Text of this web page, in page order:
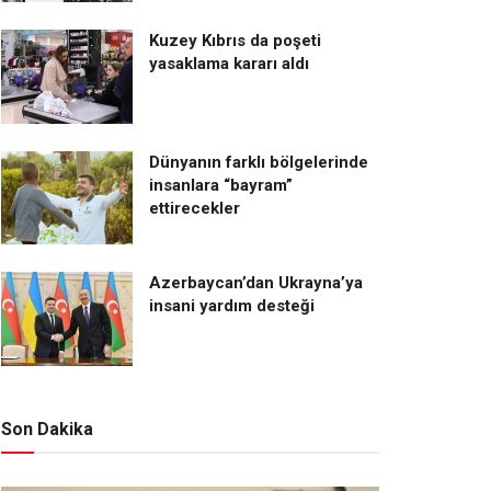
Kuzey Kıbrıs da poşeti
yasaklama kararı aldı
Dünyanın farklı bölgelerinde
insanlara “bayram”
ettirecekler
Azerbaycan’dan Ukrayna’ya
insani yardım desteği
Son Dakika